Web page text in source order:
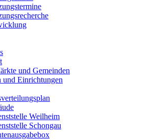
und Gemeinden
und Einrichtungen
Weilheim
Schongau